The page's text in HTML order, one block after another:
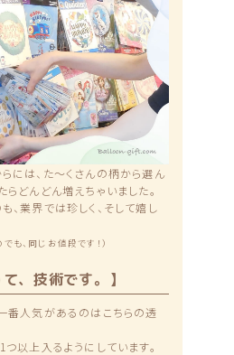
には、た〜くさんの柄から選ん
どんどん増えちゃいました。
業界では珍しく、そして嬉し
も、同じお値段です！）
、技術です。】
番人気があるのはこちらの透
以上入るようにしています。